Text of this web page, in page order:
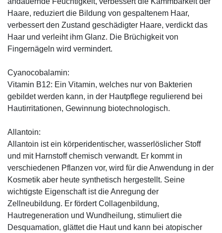
Haare, reduziert die Bildung von gespaltenem Haar,
verbessert den Zustand geschädigter Haare, verdickt das
Haar und verleiht ihm Glanz. Die Brüchigkeit von
Fingernägeln wird vermindert.
Cyanocobalamin:
Vitamin B12: Ein Vitamin, welches nur von Bakterien
gebildet werden kann, in der Hautpflege regulierend bei
Hautirritationen, Gewinnung biotechnologisch.
Allantoin:
Allantoin ist ein körperidentischer, wasserlöslicher Stoff
und mit Harnstoff chemisch verwandt. Er kommt in
verschiedenen Pflanzen vor, wird für die Anwendung in der
Kosmetik aber heute synthetisch hergestellt. Seine
wichtigste Eigenschaft ist die Anregung der
Zellneubildung. Er fördert Collagenbildung,
Hautregeneration und Wundheilung, stimuliert die
Desquamation, glättet die Haut und kann bei atopischer